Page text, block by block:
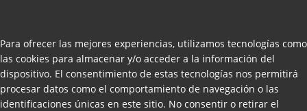
Para ofrecer las mejores experiencias, utilizamos tecnologías como
las cookies para almacenar y/o acceder a la información del
dispositivo. El consentimiento de estas tecnologías nos permitirá
procesar datos como el comportamiento de navegación o las
identificaciones únicas en este sitio. No consentir o retirar el